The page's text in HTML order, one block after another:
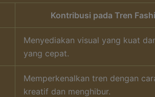
Kontribusi pada Tren
Menyediakan visual yang kuat
yang cepat.
Memperkenalkan tren dengan
kreatif dan menghibur.